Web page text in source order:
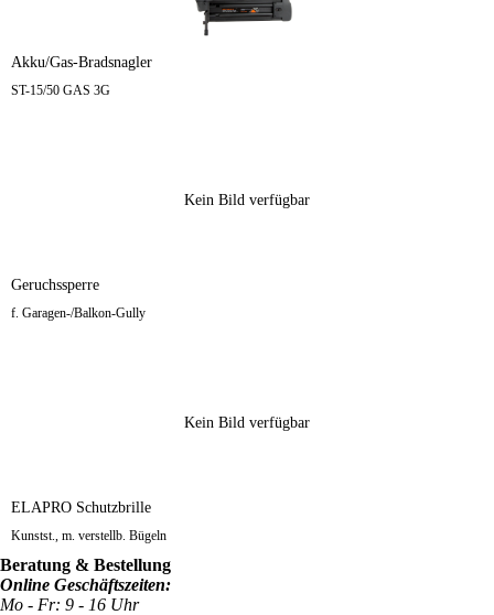
Akku/Gas-Bradsnagler
ST-15/50 GAS 3G
Kein Bild verfügbar
Geruchssperre
f. Garagen-/Balkon-Gully
Kein Bild verfügbar
ELAPRO Schutzbrille
Kunstst., m. verstellb. Bügeln
Beratung & Bestellung
Online Geschäftszeiten:
Mo - Fr: 9 - 16 Uhr